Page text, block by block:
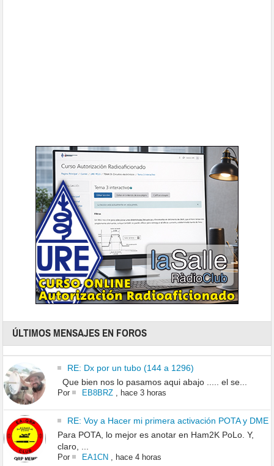
ÚLTIMOS MENSAJES EN FOROS
RE: Dx por un tubo (144 a 1296)
Que bien nos lo pasamos aqui abajo ..... el se...
Por EB8BRZ, hace 3 horas
RE: Voy a Hacer mi primera activación POTA y DME
Para POTA, lo mejor es anotar en Ham2K PoLo. Y,
claro, ...
Por EA1CN, hace 4 horas